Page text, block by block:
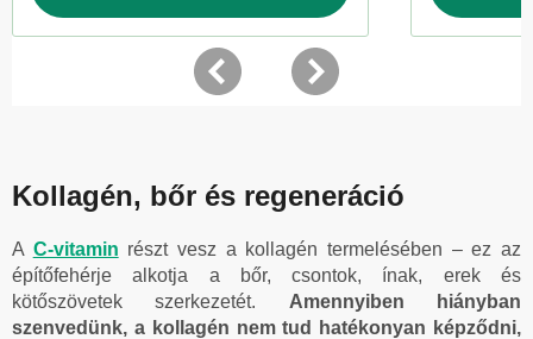
Kollagén, bőr és regeneráció
A C-vitamin részt vesz a kollagén termelésében – ez az
építőfehérje alkotja a bőr, csontok, ínak, erek és
kötőszövetek szerkezetét. Amennyiben hiányban
szenvedünk, a kollagén nem tud hatékonyan képződni,